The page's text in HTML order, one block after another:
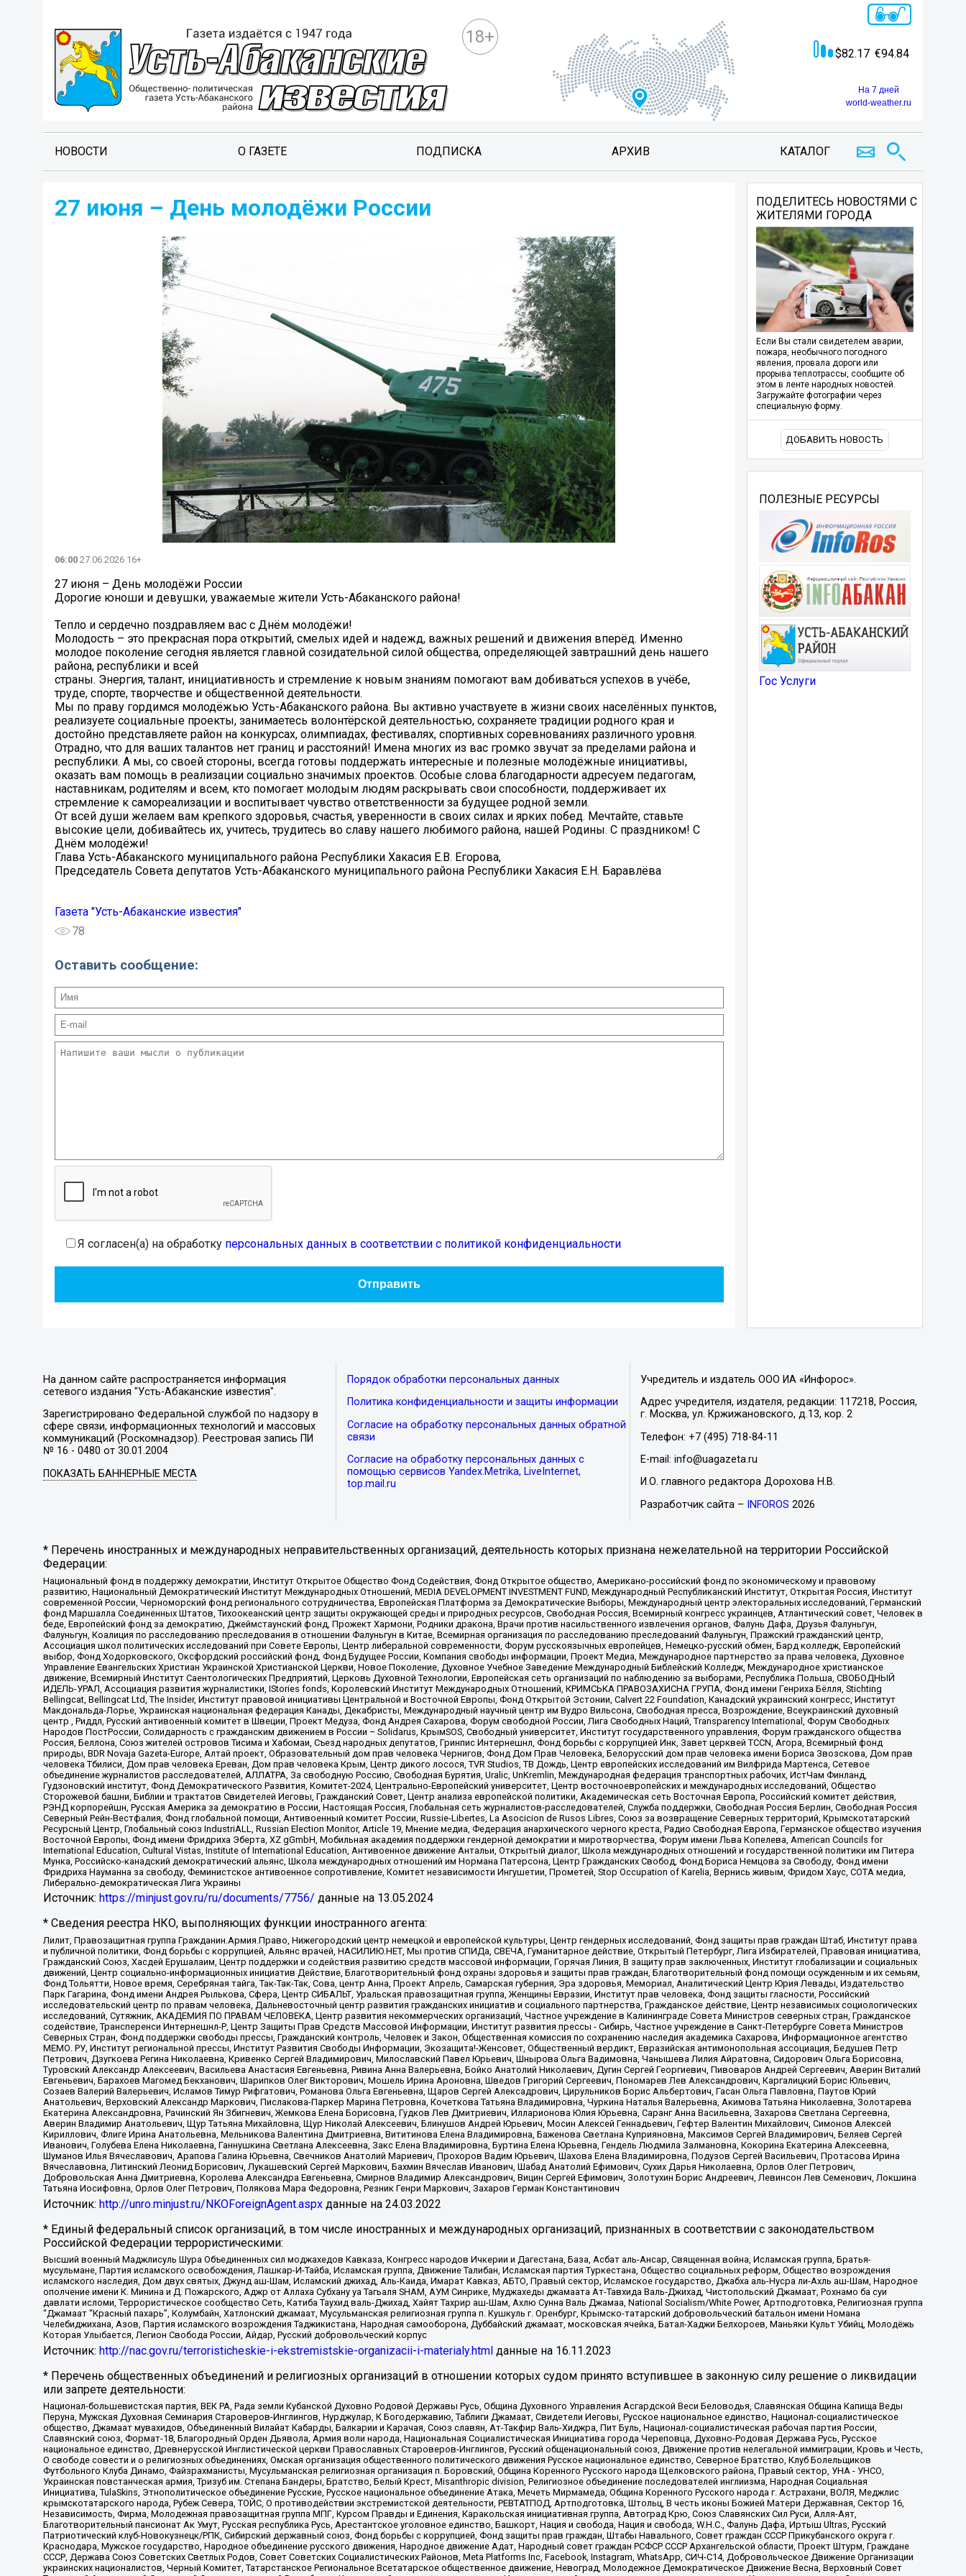
18+
82.17 94.84
На 7 дней
world-weather.ru
НОВОСТИ О ГАЗЕТЕ ПОДПИСКА АРХИВ КАТАЛОГ
27 июня – День молодёжи России
06:00 27.06.2026 16+
27 июня – День молодёжи России
Дорогие юноши и девушки, уважаемые жители Усть-Абаканского района!
Тепло и сердечно поздравляем вас с Днём молодёжи!
Молодость – это прекрасная пора открытий, смелых идей и надежд, важных решений и движения вперёд. Именно
молодое поколение сегодня является главной созидательной силой общества, определяющей завтрашний день нашего
района, республики и всей
страны. Энергия, талант, инициативность и стремление к новым знаниям помогают вам добиваться успехов в учёбе,
труде, спорте, творчестве и общественной деятельности.
Мы по праву гордимся молодёжью Усть-Абаканского района. Вы активно участвуете в жизни своих населённых пунктов,
реализуете социальные проекты, занимаетесь волонтёрской деятельностью, сохраняете традиции родного края и
достойно представляете район на конкурсах, олимпиадах, фестивалях, спортивных соревнованиях различного уровня.
Отрадно, что для ваших талантов нет границ и расстояний! Имена многих из вас громко звучат за пределами района и
республики. А мы, со своей стороны, всегда готовы поддержать интересные и полезные молодёжные инициативы,
оказать вам помощь в реализации социально значимых проектов. Особые слова благодарности адресуем педагогам,
наставникам, родителям и всем, кто помогает молодым людям раскрывать свои способности, поддерживает их
стремление к самореализации и воспитывает чувство ответственности за будущее родной земли.
От всей души желаем вам крепкого здоровья, счастья, уверенности в своих силах и ярких побед. Мечтайте, ставьте
высокие цели, добивайтесь их, учитесь, трудитесь во славу нашего любимого района, нашей Родины. С праздником! С
Днём молодёжи!
Глава Усть-Абаканского муниципального района Республики Хакасия Е.В. Егорова,
Председатель Совета депутатов Усть-Абаканского муниципального района Республики Хакасия Е.Н. Баравлёва
Газета "Усть-Абаканские известия"
78
Оставить сообщение:
Я согласен(а) на обработку персональных данных в соответствии с политикой конфиденциальности
ПОДЕЛИТЕСЬ НОВОСТЯМИ С
ЖИТЕЛЯМИ ГОРОДА
Если Вы стали свидетелем аварии,
пожара, необычного погодного
явления, провала дороги или
прорыва теплотрассы, сообщите об
этом в ленте народных новостей.
Загружайте фотографии через
специальную форму.
ДОБАВИТЬ НОВОСТЬ
ПОЛЕЗНЫЕ РЕСУРСЫ
Гос Услуги
На данном сайте распространяется информация
сетевого издания "Усть-Абаканские известия".
Зарегистрировано Федеральной службой по надзору в
сфере связи, информационных технологий и массовых
коммуникаций (Роскомнадзор). Реестровая запись ПИ
№ 16 - 0480 от 30.01.2004
ПОКАЗАТЬ БАННЕРНЫЕ МЕСТА
Порядок обработки персональных данных
Политика конфиденциальности и защиты информации
Согласие на обработку персональных данных обратной
связи
Согласие на обработку персональных данных с
помощью сервисов Yandex.Metrika, LiveInternet,
top.mail.ru
Учредитель и издатель ООО ИА «Инфорос».
Адрес учредителя, издателя, редакции: 117218, Россия,
г. Москва, ул. Кржижановского, д.13, кор. 2
Телефон: +7 (495) 718-84-11
E-mail: info@uagazeta.ru
И.О. главного редактора Дорохова Н.В.
Разработчик сайта –
INFOROS 2026
* Перечень иностранных и международных неправительственных организаций, деятельность которых признана нежелательной на территории Российской
Федерации:
Национальный фонд в поддержку демократии, Институт Открытое Общество Фонд Содействия, Фонд Открытое общество, Американо-российский фонд по экономическому и правовому
развитию, Национальный Демократический Институт Международных Отношений, MEDIA DEVELOPMENT INVESTMENT FUND, Международный Республиканский Институт, Открытая Россия, Институт
современной России, Черноморский фонд регионального сотрудничества, Европейская Платформа за Демократические Выборы, Международный центр электоральных исследований, Германский
фонд Маршалла Соединенных Штатов, Тихоокеанский центр защиты окружающей среды и природных ресурсов, Свободная Россия, Всемирный конгресс украинцев, Атлантический совет, Человек в
беде, Европейский фонд за демократию, Джеймстаунский фонд, Прожект Хармони, Родники дракона, Врачи против насильственного извлечения органов, Фалунь Дафа, Друзья Фалуньгун,
Фалуньгун, Коалиция по расследованию преследования в отношении Фалуньгун в Китае, Всемирная организация по расследованию преследований Фалуньгун, Пражский гражданский центр,
Ассоциация школ политических исследований при Совете Европы, Центр либеральной современности, Форум русскоязычных европейцев, Немецко-русский обмен, Бард колледж, Европейский
выбор, Фонд Ходорковского, Оксфордский российский фонд, Фонд Будущее России, Компания свободы информации, Проект Медиа, Международное партнерство за права человека, Духовное
Управление Евангельских Христиан Украинской Христианской Церкви, Новое Поколение, Духовное Учебное Заведение Международный Библейский Колледж, Международное христианское
движение, Всемирный Институт Саентологических Предприятий, Церковь Духовной Технологии, Европейская сеть организаций по наблюдению за выборами, Республика Польша, СВОБОДНЫЙ
ИДЕЛЬ-УРАЛ, Ассоциация развития журналистики, IStories fonds, Королевский Институт Международных Отношений, КРИМСЬКА ПРАВОЗАХИСНА ГРУПА, Фонд имени Генриха Бёлля, Stichting
Bellingcat, Bellingcat Ltd, The Insider, Институт правовой инициативы Центральной и Восточной Европы, Фонд Открытой Эстонии, Calvert 22 Foundation, Канадский украинский конгресс, Институт
Макдональда-Лорье, Украинская национальная федерация Канады, Декабристы, Международный научный центр им Вудро Вильсона, Свободная пресса, Возрождение, Всеукраинский духовный
центр , Риддл, Русский антивоенный комитет в Швеции, Проект Медуза, Фонд Андрея Сахарова, Форум свободной России, Лига Свободных Наций, Transparеncy International, Форум Свободных
Народов ПостРоссии, Солидарность с гражданским движением в России – Solidarus, КрымSOS, Свободный университет, Институт государственного управления, Форум гражданского общества
Россия, Беллона, Союз жителей островов Тисима и Хабомаи, Съезд народных депутатов, Гринпис Интернешнл, Фонд борьбы с коррупцией Инк, Завет церквей TCCN, Агора, Всемирный фонд
природы, BDR Novaja Gazeta-Europe, Алтай проект, Образовательный дом прав человека Чернигов, Фонд Дом Прав Человека, Белорусский дом прав человека имени Бориса Звозскова, Дом прав
человека Тбилиси, Дом прав человека Ереван, Дом прав человека Крым, Центр дикого лосося, TVR Studios, ТВ Дождь, Центр европейских исследований им Вилфрида Мартенса, Сетевое
объединение журналистов расследователей, АЛЛАТРА, За свободную Россию, Свободная Бурятия, Uralic, UnKremlin, Международная федерация транспортных рабочих, ИстЧам Финланд,
Гудзоновский институт, Фонд Демократического Развития, Комитет-2024, Центрально-Европейский университет, Центр восточноевропейских и международных исследований, Общество
Сторожевой башни, Библии и трактатов Свидетелей Иеговы, Гражданский Совет, Центр анализа европейской политики, Академическая сеть Восточная Европа, Российский комитет действия,
РЭНД корпорейшн, Русская Америка за демократию в России, Настоящая Россия, Глобальная сеть журналистов-расследователей, Служба поддержки, Свободная Россия Берлин, Свободная Россия
Северный Рейн-Вестфалия, Фонд глобальной помощи, Антивоенный комитет России, Russie-Libertes, La Asocicion de Rusos Libres, Союз за возвращение Северных территорий, Крымскотатарский
Ресурсный Центр, Глобальный союз IndustriALL, Russian Election Monitor, Article 19, Мнение медиа, Федерация анархического черного креста, Радио Свободная Европа, Германское общество изучения
Восточной Европы, Фонд имени Фридриха Эберта, XZ gGmbH, Мобильная академия поддержки гендерной демократии и миротворчества, Форум имени Льва Копелева, American Councils for
International Education, Cultural Vistas, Institute of International Education, Антивоенное движение Антальи, Открытый диалог, Школа международных отношений и государственной политики им Питера
Мунка, Российско-канадский демократический альянс, Школа международных отношений им Нормана Патерсона, Центр Гражданских Свобод, Фонд Бориса Немцова за Свободу, Фонд имени
Фридриха Науманна за свободу, Феминистское антивоенное сопротивление, Комитет независимости Ингушетии, Прометей, Stop Occupation of Karelia, Вернись живым, Фридом Хаус, СОТА медиа,
Либерально-демократическая Лига Украины
Источник: https://minjust.gov.ru/ru/documents/7756/ данные на 13.05.2024
* Сведения реестра НКО, выполняющих функции иностранного агента:
Лилит, Правозащитная группа Гражданин.Армия.Право, Нижегородский центр немецкой и европейской культуры, Центр гендерных исследований, Фонд защиты прав граждан Штаб, Институт права
и публичной политики, Фонд борьбы с коррупцией, Альянс врачей, НАСИЛИЮ.НЕТ, Мы против СПИДа, СВЕЧА, Гуманитарное действие, Открытый Петербург, Лига Избирателей, Правовая инициатива,
Гражданский Союз, Хасдей Ерушалаим, Центр поддержки и содействия развитию средств массовой информации, Горячая Линия, В защиту прав заключенных, Институт глобализации и социальных
движений, Центр социально-информационных инициатив Действие, Благотворительный фонд охраны здоровья и защиты прав граждан, Благотворительный фонд помощи осужденным и их семьям,
Фонд Тольятти, Новое время, Серебряная тайга, Так-Так-Так, Сова, центр Анна, Проект Апрель, Самарская губерния, Эра здоровья, Мемориал, Аналитический Центр Юрия Левады, Издательство
Парк Гагарина, Фонд имени Андрея Рылькова, Сфера, Центр СИБАЛЬТ, Уральская правозащитная группа, Женщины Евразии, Институт прав человека, Фонд защиты гласности, Российский
исследовательский центр по правам человека, Дальневосточный центр развития гражданских инициатив и социального партнерства, Гражданское действие, Центр независимых социологических
исследований, Сутяжник, АКАДЕМИЯ ПО ПРАВАМ ЧЕЛОВЕКА, Центр развития некоммерческих организаций, Частное учреждение в Калининграде Совета Министров северных стран, Гражданское
содействие, Трансперенси Интернешнл-Р, Центр Защиты Прав Средств Массовой Информации, Институт развития прессы - Сибирь, Частное учреждение в Санкт-Петербурге Совета Министров
Северных Стран, Фонд поддержки свободы прессы, Гражданский контроль, Человек и Закон, Общественная комиссия по сохранению наследия академика Сахарова, Информационное агентство
МЕМО. РУ, Институт региональной прессы, Институт Развития Свободы Информации, Экозащита!-Женсовет, Общественный вердикт, Евразийская антимонопольная ассоциация, Бедушев Петр
Петрович, Дзугкоева Регина Николаевна, Кривенко Сергей Владимирович, Милославский Павел Юрьевич, Шнырова Ольга Вадимовна, Чанышева Лилия Айратовна, Сидорович Ольга Борисовна,
Туровский Александр Алексеевич, Васильева Анастасия Евгеньевна, Ривина Анна Валерьевна, Бойко Анатолий Николаевич, Дугин Сергей Георгиевич, Пивоваров Андрей Сергеевич, Аверин Виталий
Евгеньевич, Барахоев Магомед Бекханович, Шарипков Олег Викторович, Мошель Ирина Ароновна, Шведов Григорий Сергеевич, Пономарев Лев Александрович, Каргалицкий Борис Юльевич,
Созаев Валерий Валерьевич, Исламов Тимур Рифгатович, Романова Ольга Евгеньевна, Щаров Сергей Алексадрович, Цирульников Борис Альбертович, Гасан Ольга Павловна, Паутов Юрий
Анатольевич, Верховский Александр Маркович, Пислакова-Паркер Марина Петровна, Кочеткова Татьяна Владимировна, Чуркина Наталья Валерьевна, Акимова Татьяна Николаевна, Золотарева
Екатерина Александровна, Рачинский Ян Збигневич, Жемкова Елена Борисовна, Гудков Лев Дмитриевич, Илларионова Юлия Юрьевна, Саранг Анна Васильевна, Захарова Светлана Сергеевна,
Аверин Владимир Анатольевич, Щур Татьяна Михайловна, Щур Николай Алексеевич, Блинушов Андрей Юрьевич, Мосин Алексей Геннадьевич, Гефтер Валентин Михайлович, Симонов Алексей
Кириллович, Флиге Ирина Анатольевна, Мельникова Валентина Дмитриевна, Вититинова Елена Владимировна, Баженова Светлана Куприяновна, Максимов Сергей Владимирович, Беляев Сергей
Иванович, Голубева Елена Николаевна, Ганнушкина Светлана Алексеевна, Закс Елена Владимировна, Буртина Елена Юрьевна, Гендель Людмила Залмановна, Кокорина Екатерина Алексеевна,
Шуманов Илья Вячеславович, Арапова Галина Юрьевна, Свечников Анатолий Мариевич, Прохоров Вадим Юрьевич, Шахова Елена Владимировна, Подузов Сергей Васильевич, Протасова Ирина
Вячеславовна, Литинский Леонид Борисович, Лукашевский Сергей Маркович, Бахмин Вячеслав Иванович, Шабад Анатолий Ефимович, Сухих Дарья Николаевна, Орлов Олег Петрович,
Добровольская Анна Дмитриевна, Королева Александра Евгеньевна, Смирнов Владимир Александрович, Вицин Сергей Ефимович, Золотухин Борис Андреевич, Левинсон Лев Семенович, Локшина
Татьяна Иосифовна, Орлов Олег Петрович, Полякова Мара Федоровна, Резник Генри Маркович, Захаров Герман Константинович
Источник: http://unro.minjust.ru/NKOForeignAgent.aspx данные на 24.03.2022
* Единый федеральный список организаций, в том числе иностранных и международных организаций, признанных в соответствии с законодательством
Российской Федерации террористическими:
Высший военный Маджлисуль Шура Объединенных сил моджахедов Кавказа, Конгресс народов Ичкерии и Дагестана, База, Асбат аль-Ансар, Священная война, Исламская группа, Братья-
мусульмане, Партия исламского освобождения, Лашкар-И-Тайба, Исламская группа, Движение Талибан, Исламская партия Туркестана, Общество социальных реформ, Общество возрождения
исламского наследия, Дом двух святых, Джунд аш-Шам, Исламский джихад, Аль-Каида, Имарат Кавказ, АБТО, Правый сектор, Исламское государство, Джабха аль-Нусра ли-Ахль аш-Шам, Народное
ополчение имени К. Минина и Д. Пожарского, Аджр от Аллаха Субхану уа Тагьаля SHAM, АУМ Синрике, Муджахеды джамаата Ат-Тавхида Валь-Джихад, Чистопольский Джамаат, Рохнамо ба суи
давлати исломи, Террористическое сообщество Сеть, Катиба Таухид валь-Джихад, Хайят Тахрир аш-Шам, Ахлю Сунна Валь Джамаа, National Socialism/White Power, Артподготовка, Религиозная группа
“Джамаат “Красный пахарь”, Колумбайн, Хатлонский джамаат, Мусульманская религиозная группа п. Кушкуль г. Оренбург, Крымско-татарский добровольческий батальон имени Номана
Челебиджихана, Азов, Партия исламского возрождения Таджикистана, Народная самооборона, Дуббайский джамаат, московская ячейка, Батал-Хаджи Белхороев, Маньяки Культ Убийц, Молодёжь
Которая Улыбается, Легион Свобода России, Айдар, Русский добровольческий корпус
Источник: http://nac.gov.ru/terroristicheskie-i-ekstremistskie-organizacii-i-materialy.html данные на 16.11.2023
* Перечень общественных объединений и религиозных организаций в отношении которых судом принято вступившее в законную силу решение о ликвидации
или запрете деятельности:
Национал-большевистская партия, ВЕК РА, Рада земли Кубанской Духовно Родовой Державы Русь, Община Духовного Управления Асгардской Веси Беловодья, Славянская Община Капища Веды
Перуна, Мужская Духовная Семинария Староверов-Инглингов, Нурджулар, К Богодержавию, Таблиги Джамаат, Свидетели Иеговы, Русское национальное единство, Национал-социалистическое
общество, Джамаат мувахидов, Объединенный Вилайат Кабарды, Балкарии и Карачая, Союз славян, Ат-Такфир Валь-Хиджра, Пит Буль, Национал-социалистическая рабочая партия России,
Славянский союз, Формат-18, Благородный Орден Дьявола, Армия воли народа, Национальная Социалистическая Инициатива города Череповца, Духовно-Родовая Держава Русь, Русское
национальное единство, Древнерусской Инглистической церкви Православных Староверов-Инглингов, Русский общенациональный союз, Движение против нелегальной иммиграции, Кровь и Честь,
О свободе совести и о религиозных объединениях, Омская организация общественного политического движения Русское национальное единство, Северное Братство, Клуб Болельщиков
Футбольного Клуба Динамо, Файзрахманисты, Мусульманская религиозная организация п. Боровский, Община Коренного Русского народа Щелковского района, Правый сектор, УНА - УНСО,
Украинская повстанческая армия, Тризуб им. Степана Бандеры, Братство, Белый Крест, Misanthropic division, Религиозное объединение последователей инглиизма, Народная Социальная
Инициатива, TulaSkins, Этнополитическое объединение Русские, Русское национальное объединение Атака, Мечеть Мирмамеда, Община Коренного Русского народа г. Астрахани, ВОЛЯ, Меджлис
крымскотатарского народа, Рубеж Севера, ТОЙС, О противодействии экстремистской деятельности, РЕВТАТПОД, Артподготовка, Штольц, В честь иконы Божией Матери Державная, Сектор 16,
Независимость, Фирма, Молодежная правозащитная группа МПГ, Курсом Правды и Единения, Каракольская инициативная группа, Автоград Крю, Союз Славянских Сил Руси, Алля-Аят,
Благотворительный пансионат Ак Умут, Русская республика Русь, Арестантское уголовное единство, Башкорт, Нация и свобода, Нация и свобода, W.H.С., Фалунь Дафа, Иртыш Ultras, Русский
Патриотический клуб-Новокузнецк/РПК, Сибирский державный союз, Фонд борьбы с коррупцией, Фонд защиты прав граждан, Штабы Навального, Совет граждан СССР Прикубанского округа г.
Краснодара, Мужское государство, Народное объединение русского движения, Народное движение Адат, Народный совет граждан РСФСР СССР Архангельской области, Проект Штурм, Граждане
СССР, Держава Союз Советских Светлых Родов, Совет Советских Социалистических Районов, Meta Platforms Inc, Facebook, Instagram, WhatsApp, СИЧ-С14, Добровольческое Движение Организации
украинских националистов, Черный Комитет, Татарстанское Региональное Всетатарское общественное движение, Невоград, Молодежное Демократическое Движение Весна, Верховный Совет